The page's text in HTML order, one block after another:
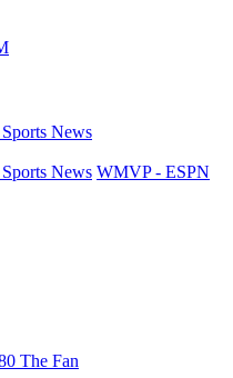
News
News WMVP - ESPN
The Fan